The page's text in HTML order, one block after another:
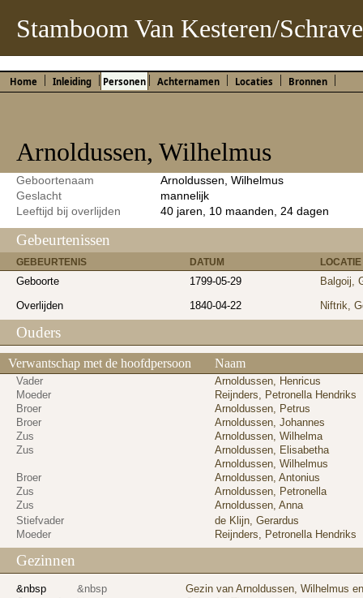
Stamboom Van Kesteren/
Home Inleiding Personen Achternamen Locaties Bronnen
Arnoldussen, Wilhelmus
Geboortenaam
Arnoldussen, Wilhelmus
Geslacht
mannelijk
Leeftijd bij overlijden
40 jaren, 10 maanden, 24 dagen
Gebeurtenissen
GEBEURTENIS DATUM LOCATIE
Geboorte 1799-05-29
Balgoij,
Overlijden
1840-04-22 Niftrik,
Ouders
Verwantschap met de hoofdpersoon Naam
Vader
Arnoldussen, Henricus
Moeder
Reijnders, Petronella Hendriks
Broer
Arnoldussen, Petrus
Broer
Arnoldussen, Johannes
Zus
Arnoldussen, Wilhelma
Zus
Arnoldussen, Elisabetha
Arnoldussen, Wilhelmus
Broer
Arnoldussen, Antonius
Zus
Arnoldussen, Petronella
Zus
Arnoldussen, Anna
Stiefvader
de Klijn, Gerardus
Moeder
Reijnders, Petronella Hendriks
Gezinnen
&nbsp &nbsp
Gezin van Arnoldussen, Wilhelmus